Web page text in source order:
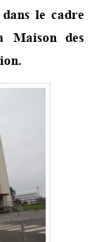
le cadre
Maison des